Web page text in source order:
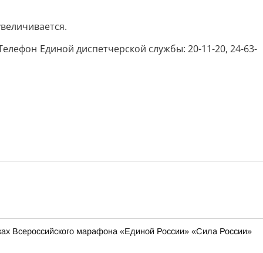
Единой диспетчерской службы: 20-11-20, 24-63-
Всероссийского марафона «Единой России» «Сила России»